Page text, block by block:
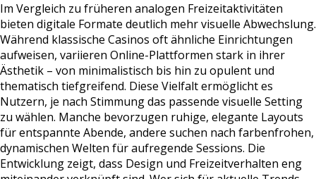
Im Vergleich zu früheren analogen Freizeitaktivitäten
bieten digitale Formate deutlich mehr visuelle Abwechslung.
Während klassische Casinos oft ähnliche Einrichtungen
aufweisen, variieren Online-Plattformen stark in ihrer
Ästhetik – von minimalistisch bis hin zu opulent und
thematisch tiefgreifend. Diese Vielfalt ermöglicht es
Nutzern, je nach Stimmung das passende visuelle Setting
zu wählen. Manche bevorzugen ruhige, elegante Layouts
für entspannte Abende, andere suchen nach farbenfrohen,
dynamischen Welten für aufregende Sessions. Die
Entwicklung zeigt, dass Design und Freizeitverhalten eng